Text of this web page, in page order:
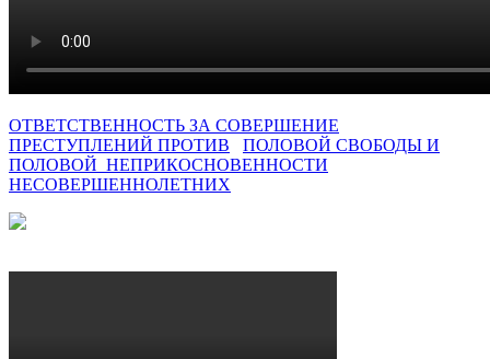
ОТВЕТСТВЕННОСТЬ ЗА СОВЕРШЕНИЕ
ПРЕСТУПЛЕНИЙ ПРОТИВ
ПОЛОВОЙ СВОБОДЫ И
ПОЛОВОЙ НЕПРИКОСНОВЕННОСТИ
НЕСОВЕРШЕННОЛЕТНИХ